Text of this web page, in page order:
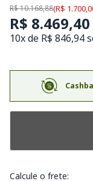
R$ 10.168,88(R$
R$ 8.469,40
10x de R$ 846,94
Calcule o frete: